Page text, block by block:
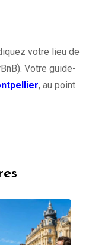
votre lieu de
Votre guide-
, au point